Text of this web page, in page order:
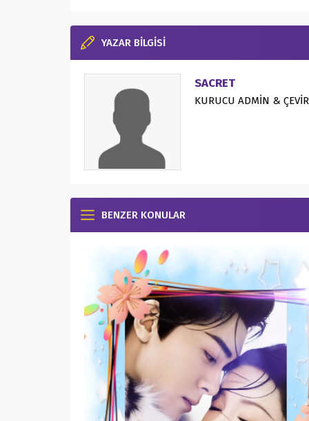
YAZAR BİLGİSİ
SACRET
KURUCU ADMİN &
BENZER KONULAR